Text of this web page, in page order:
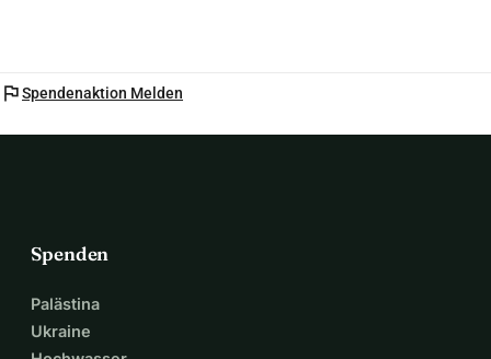
flagSpendenaktion Melden
Spenden
Palästina
Ukraine